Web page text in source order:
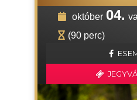
október 04.
(90 perc)